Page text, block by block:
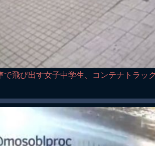
で飛び出す女子中学生、コンテナトラッ